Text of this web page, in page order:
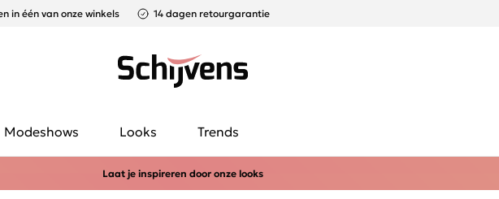
in één van onze winkels 14 dagen retourgarantie
Modeshows Looks Trends
Laat je inspireren door onze looks